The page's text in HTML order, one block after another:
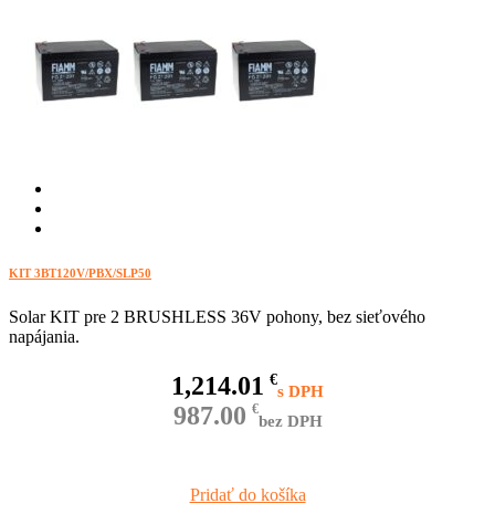
KIT 3BT120V/PBX/SLP50
Solar KIT pre 2 BRUSHLESS 36V pohony, bez sieťového
napájania.
€
1,214.01
€
987.00 bez DPH
Pridať do košíka